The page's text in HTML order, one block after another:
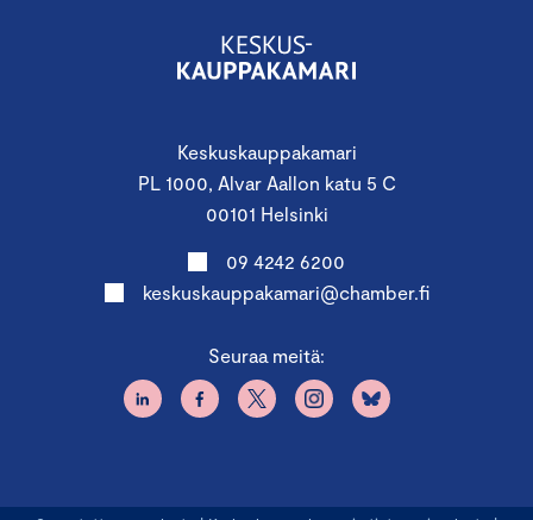
Keskuskauppakamari
PL 1000, Alvar Aallon katu 5 C
00101 Helsinki
09 4242 6200
keskuskauppakamari@chamber.fi
Seuraa meitä: